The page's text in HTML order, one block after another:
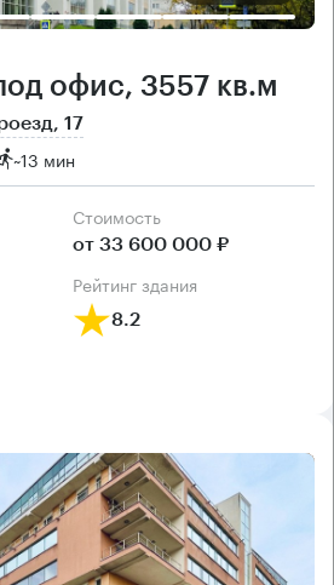
офис, 3557 кв.м
17
~13 мин
Cтоимость
от 33 600 000 ₽
рейтинг здания
8.2